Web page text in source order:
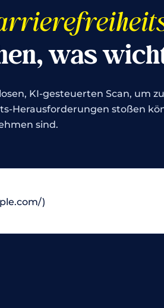
was
KI-gesteuerten Scan, um
Herausforderungen stoßen
sind.